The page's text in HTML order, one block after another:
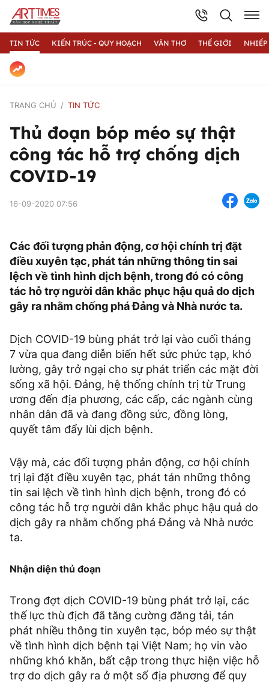
TIN TỨC KIẾN TRÚC - QUY HOẠCH VĂN THƠ THẾ GIỚI
TRANG CHỦ TIN TỨC
Thủ đoạn bóp méo sự thật
công tác hỗ trợ chống dịch
COVID-19
16-09-2020 07:56
Các đối tượng phản động, cơ hội chính trị đặt
điều xuyên tạc, phát tán những thông tin sai
lệch về tình hình dịch bệnh, trong đó có công
tác hỗ trợ người dân khắc phục hậu quả do dịch
gây ra nhằm chống phá Đảng và Nhà nước ta.
Dịch COVID-19 bùng phát trở lại vào cuối tháng
7 vừa qua đang diễn biến hết sức phức tạp, khó
lường, gây trở ngại cho sự phát triển các mặt đời
sống xã hội. Đảng, hệ thống chính trị từ Trung
ương đến địa phương, các cấp, các ngành cùng
nhân dân đã và đang đồng sức, đồng lòng,
quyết tâm đẩy lùi dịch bệnh.
Vậy mà, các đối tượng phản động, cơ hội chính
trị lại đặt điều xuyên tạc, phát tán những thông
tin sai lệch về tình hình dịch bệnh, trong đó có
công tác hỗ trợ người dân khắc phục hậu quả do
dịch gây ra nhằm chống phá Đảng và Nhà nước
ta.
Nhận diện thủ đoạn
Trong đợt dịch COVID-19 bùng phát trở lại, các
thế lực thù địch đã tăng cường đăng tải, tán
phát nhiều thông tin xuyên tạc, bóp méo sự thật
về tình hình dịch bệnh tại Việt Nam; họ vin vào
những khó khăn, bất cập trong thực hiện việc hỗ
trợ do dịch gây ra ở một số địa phương để quy